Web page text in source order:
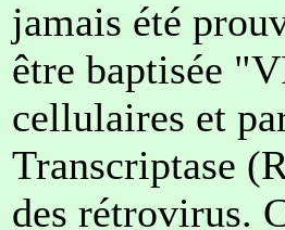
jamais été
être baptisée
cellulaires et
Transcriptase
des rétrovirus.